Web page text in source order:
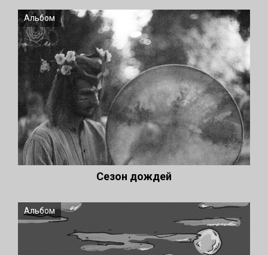
Альбом
Сезон дождей
Альбом